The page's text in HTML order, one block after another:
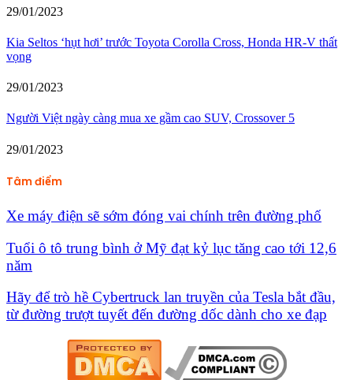
29/01/2023
Kia Seltos ‘hụt hơi’ trước Toyota Corolla Cross, Honda HR-V thất
vọng
29/01/2023
Người Việt ngày càng mua xe gầm cao SUV, Crossover 5
29/01/2023
Tâm điểm
Xe máy điện sẽ sớm đóng vai chính trên đường phố
Tuổi ô tô trung bình ở Mỹ đạt kỷ lục tăng cao tới 12,6
năm
Hãy để trò hề Cybertruck lan truyền của Tesla bắt đầu,
từ đường trượt tuyết đến đường dốc dành cho xe đạp